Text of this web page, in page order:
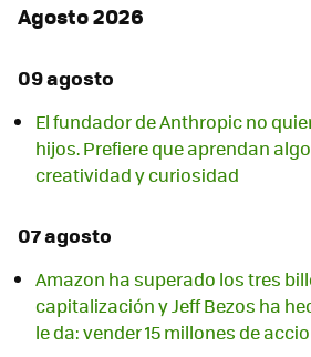
Agosto 2026
09 agosto
El fundador de Anthropic no
hijos. Prefiere que aprendan
creatividad y curiosidad
07 agosto
Amazon ha superado los tres
capitalización y Jeff Bezos ha
le da: vender 15 millones de